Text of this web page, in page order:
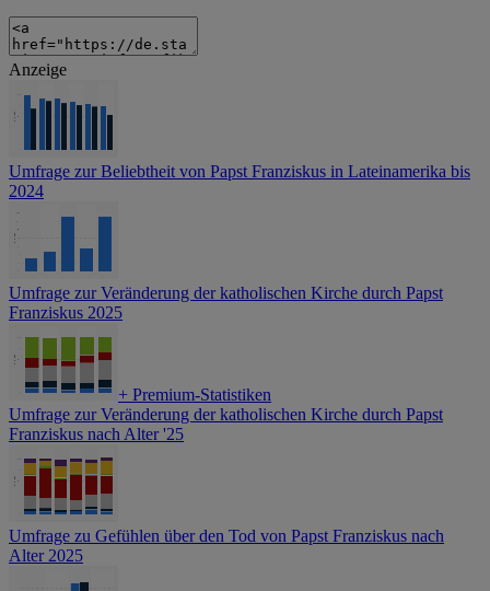
Anzeige
Umfrage zur Beliebtheit von Papst Franziskus in Lateinamerika bis
2024
Umfrage zur Veränderung der katholischen Kirche durch Papst
Franziskus 2025
+ Premium-Statistiken
Umfrage zur Veränderung der katholischen Kirche durch Papst
Franziskus nach Alter '25
Umfrage zu Gefühlen über den Tod von Papst Franziskus nach
Alter 2025